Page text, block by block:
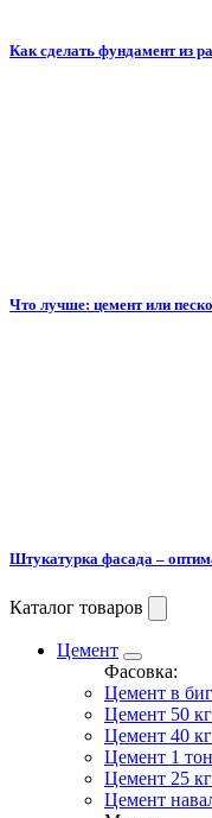
Как сделать фундамент из
Что лучше: цемент или
Штукатурка фасада –
Каталог товаров
Цемент
Фасовка:
Цемент в
Цемент 50 кг
Цемент 40 кг
Цемент 1
Цемент 25 кг
Цемент